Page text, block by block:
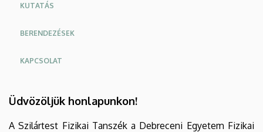
KUTATÁS
BERENDEZÉSEK
KAPCSOLAT
Üdvözöljük honlapunkon!
A Szilártest Fizikai Tanszék a Debreceni Egyetem Fizikai